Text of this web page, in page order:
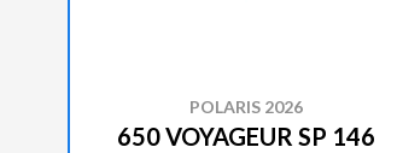
POLARIS 2026
650 VOYAGEUR SP 146